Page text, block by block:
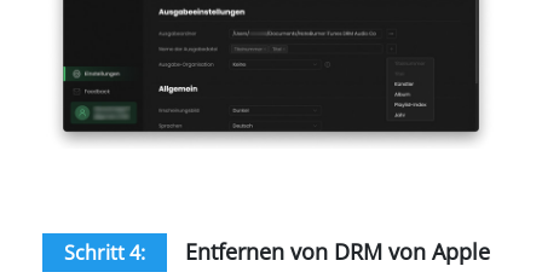
Schritt 4:
Entfernen von DRM von Apple